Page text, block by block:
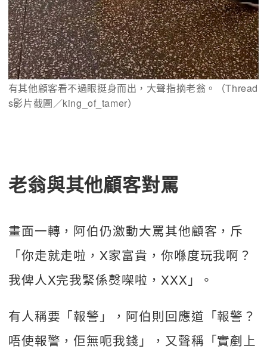
有其他顧客看不過眼挺身而出，大聲指摘老翁。（Thread
s影片截圖／king_of_tamer）
老翁與其他顧客對罵
畫面一轉，阿伯仍激動大罵其他顧客，斥
「你走就走啦，X家富貴，你喺度玩我啊？
我俾人X完我緊係㷫㗎啦，XXX」。
有人稱要「報警」，阿伯則回應道「報警？
唔使報警，佢無呃我錢」，又聲稱「實剷上